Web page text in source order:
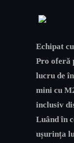
Echipat
Pro oferă
lucru de
mini cu
inclusiv
Luând în
ușurința